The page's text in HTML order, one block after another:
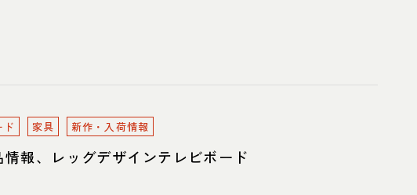
ド 家具 新作・入荷情報
情報、レッグデザインテレビボード